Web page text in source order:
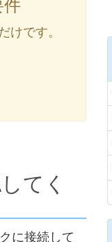
けです。
てく
に接続して